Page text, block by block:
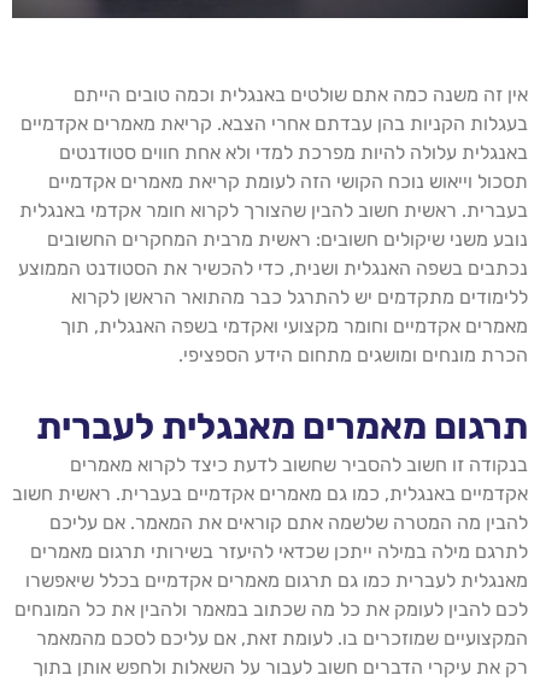
אין זה משנה כמה אתם שולטים באנגלית וכמה טובים הייתם
בעגלות הקניות בהן עבדתם אחרי הצבא. קריאת מאמרים אקדמיים
באנגלית עלולה להיות מפרכת למדי ולא אחת חווים סטודנטים
תסכול וייאוש נוכח הקושי הזה לעומת קריאת מאמרים אקדמיים
בעברית. ראשית חשוב להבין שהצורך לקרוא חומר אקדמי באנגלית
נובע משני שיקולים חשובים: ראשית מרבית המחקרים החשובים
נכתבים בשפה האנגלית ושנית, כדי להכשיר את הסטודנט הממוצע
ללימודים מתקדמים יש להתרגל כבר מהתואר הראשן לקרוא
מאמרים אקדמיים וחומר מקצועי ואקדמי בשפה האנגלית, תוך
הכרת מונחים ומושגים מתחום הידע הספציפי.
תרגום מאמרים מאנגלית לעברית
בנקודה זו חשוב להסביר שחשוב לדעת כיצד לקרוא מאמרים
אקדמיים באנגלית, כמו גם מאמרים אקדמיים בעברית. ראשית חשוב
להבין מה המטרה שלשמה אתם קוראים את המאמר. אם עליכם
לתרגם מילה במילה ייתכן שכדאי להיעזר בשירותי תרגום מאמרים
מאנגלית לעברית כמו גם תרגום מאמרים אקדמיים בכלל שיאפשרו
לכם להבין לעומק את כל מה שכתוב במאמר ולהבין את כל המונחים
המקצועיים שמוזכרים בו. לעומת זאת, אם עליכם לסכם מהמאמר
רק את עיקרי הדברים חשוב לעבור על השאלות ולחפש אותן בתוך